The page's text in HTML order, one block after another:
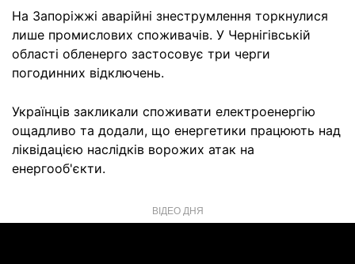
На Запоріжжі аварійні знеструмлення торкнулися
лише промислових споживачів. У Чернігівській
області обленерго застосовує три черги
погодинних відключень.
Українців закликали споживати електроенергію
ощадливо та додали, що енергетики працюють над
ліквідацією наслідків ворожих атак на
енергооб'єкти.
ВІДЕО ДНЯ